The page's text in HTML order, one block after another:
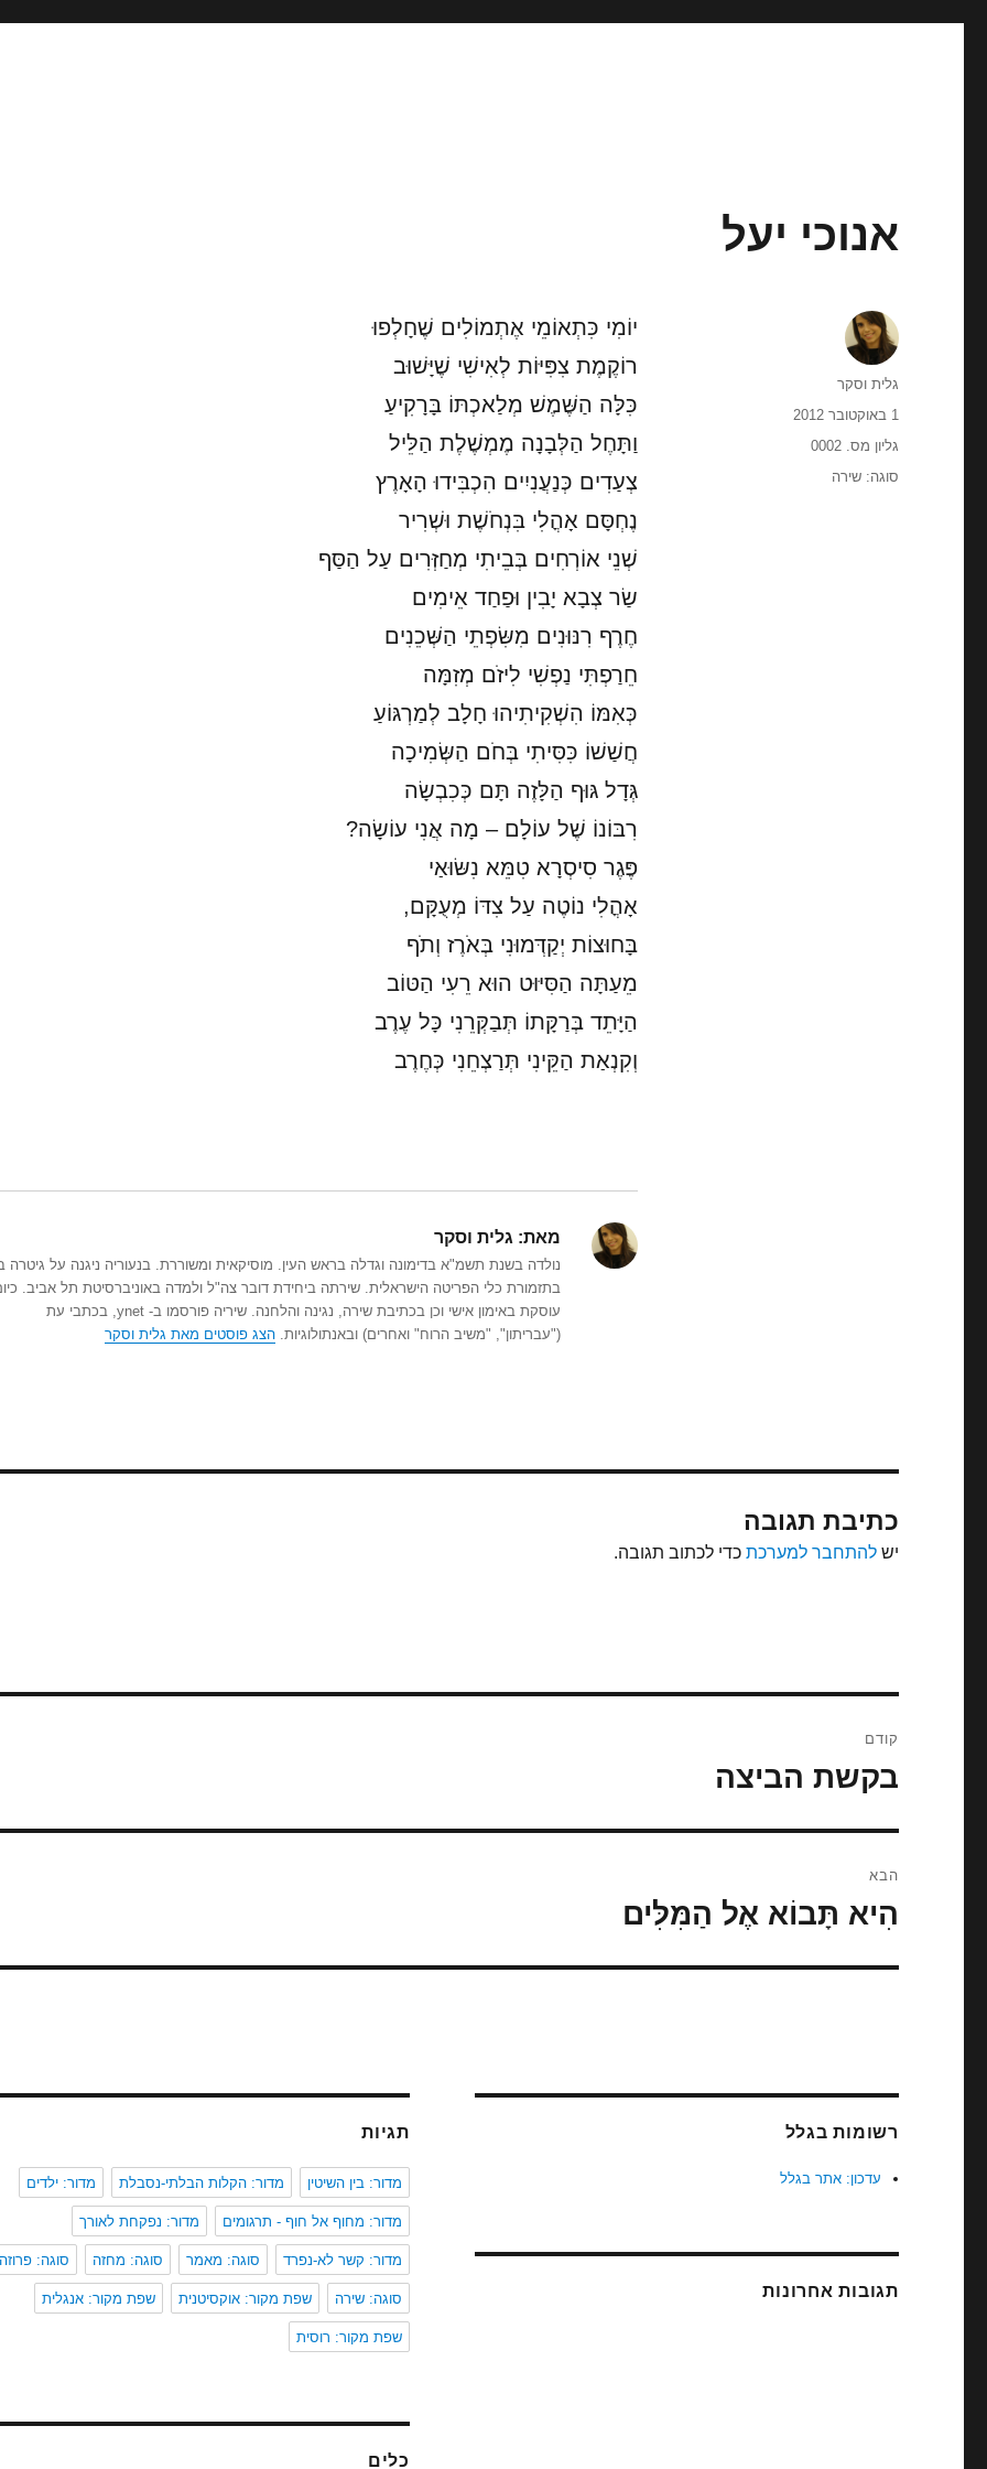
אנוכי יעל
יוֹמִי כִּתְאוֹמֵי אֶתְמוֹלִים שֶׁחָלְפוּ
רוֹקֶמֶת צִפִּיּוֹת לְאִישִׁי שֶׁיָּשׁוּב
כִּלָּה הַשֶּׁמֶשׁ מְלַאכְתּוֹ בָּרָקִיעַ
וַתָּחֶל הַלְּבָנָה מֶמְשֶׁלֶת הַלֵּיל
צְעַדִים כְּנַעֲנִיִים הִכְבִּידוּ הָאָרֶץ
נֶחְסָּם אָהֳלִי בִּנְחֹשֶׁת וּשְׁרִיר
שְׁנֵי אוֹרְחִים בְּבֵיתִי מְחַזְּרִים עַל הַסַּף
שַׂר צְבָא יָבִין וּפַחַד אֵימִים
חֶרֶף רִנּוּנִים מִשִּׂפְתֵי הַשְּׁכֵנִים
חֵרַפְתִּי נַפְשִׁי לִיזֹם מְזִמָּה
כְּאִמּוֹ הִשְׁקִיתִיהוּ חָלָב לְמַרְגּוֹעַ
חֲשַׁשׁוֹ כִּסִּיתִי בְּחֹם הַשְּׂמִיכָה
גְּדָל גּוּף הַלָּזֶה תָּם כְּכִבְשָׂה
רִבּוֹנוֹ שֶׁל עוֹלָם – מָה אֲנִי עוֹשָׂה?
פֶּגֶר סִיסְרָא טִמֵּא נִשּׂוּאַי
אָהֳלִי נוֹטֶה עַל צִדּוֹ מְעֻקָּם,
בָּחוּצוֹת יְקַדְּמוּנִי בְּאֹרֶז וְתֹף
מֵעַתָּה הַסִּיּוּט הוּא רֵעִי הַטּוֹב
הַיָּתֵד בְּרַקָּתוֹ תְּבַקְּרֵנִי כָּל עֶרֶב
וְקִנְאַת הַקֵּינִי תְּרַצְחֵנִי כְּחֶרֶב
מאת: גלית וסקר
נולדה בשנת תשמ"א בדימונה וגדלה בראש העין. מוסיקאית ומשוררת. בנעוריה ניגנה על גיטרה
בתזמורת כלי הפריטה הישראלית. שירתה ביחידת דובר צה"ל ולמדה באוניברסיטת תל אביב.
עוסקת באימון אישי וכן בכתיבת שירה, נגינה והלחנה. שיריה פורסמו ב- ynet, בכתבי עת
("עבריתון", "משיב הרוח" ואחרים) ובאנתולוגיות. הצג פוסטים מאת גלית וסקר
מחבר
גלית וסקר
פורסם
בתאריך
1 באוקטובר 2012
קטגוריות
גליון מס. 0002
תגיות
סוגה: שירה
כתיבת תגובה
ישלהתחבר למערכת כדי לכתוב תגובה.
קודם
הפוסט
בקשת הביצה
הבא
הפוסט
הִיא תָּבוֹא אֶל הַמִּלִּים
רשומות בגלל
עדכון: אתר בגלל
תגובות אחרונות
תגיות
מדור: בין השיטין מדור: הקלות הבלתי-נסבלת מדור: ילדים
מדור: מחוף אל חוף - תרגומים מדור: נפקחת לאורך
מדור: קשר לא-נפרד סוגה: מאמר סוגה: מחזה סוגה:
סוגה: שירה שפת מקור: אוקסיטנית שפת מקור: אנגלית
שפת מקור: רוסית
כלים